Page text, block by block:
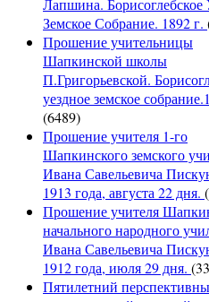
Земское Собрание. 1892 г.
Прошение учительницы
Шапкинской школы
П.Григорьевской.
уездное земское
(6489)
Прошение учителя 1-го
Шапкинского земского
Ивана Савельевича
1913 года, августа 22 дня.
Прошение учителя
начального народного
Ивана Савельевича
1912 года, июля 29 дня.
Пятилетний